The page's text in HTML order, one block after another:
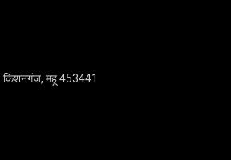
किशनगंज, महू 453441